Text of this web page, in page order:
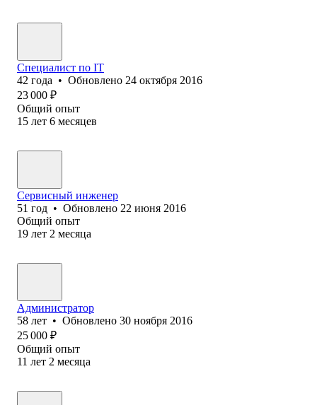
Специалист по IT
42 года • Обновлено 24 октября 2016
23 000 ₽
Общий опыт
15 лет 6 месяцев
Сервисный инженер
51 год • Обновлено 22 июня 2016
Общий опыт
19 лет 2 месяца
Администратор
58 лет • Обновлено 30 ноября 2016
25 000 ₽
Общий опыт
11 лет 2 месяца